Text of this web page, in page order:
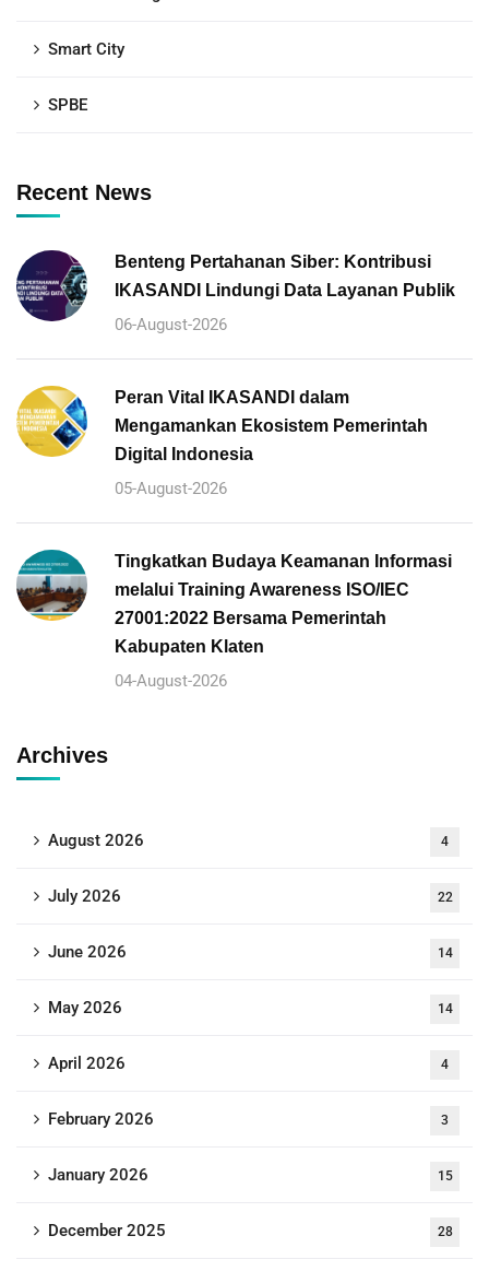
Smart City
SPBE
Recent News
Benteng Pertahanan Siber: Kontribusi
IKASANDI Lindungi Data Layanan Publik
06-August-2026
Peran Vital IKASANDI dalam
Mengamankan Ekosistem Pemerintah
Digital Indonesia
05-August-2026
Tingkatkan Budaya Keamanan Informasi
melalui Training Awareness ISO/IEC
27001:2022 Bersama Pemerintah
Kabupaten Klaten
04-August-2026
Archives
August 2026 4
July 2026 22
June 2026 14
May 2026 14
April 2026 4
February 2026 3
January 2026 15
December 2025 28